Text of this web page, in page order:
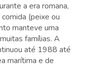
a era romana,
(peixe ou
manteve uma
famílias. A
até 1988 até
marítima e de